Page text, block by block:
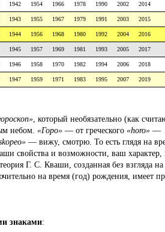
1942 1954 1966 1978 1990 2002 2014
1943 1955 1967 1979 1991 2003 2015
1944 1956 1968 1980 1992 2004 2016
1945 1957 1969 1981 1993 2005 2017
1946 1958 1970 1982 1994 2006 2018
1947 1959 1971 1983 1995 2007 2019
, который необязательно (как
небом. «Горо» — от греческого «horo» —
— вижу, смотрю. То есть глядя на
свойства и возможности, ваш характер,
Г. С. Кваши, созданная без взгляда на
на время (год) рождения, имеет
знаками: